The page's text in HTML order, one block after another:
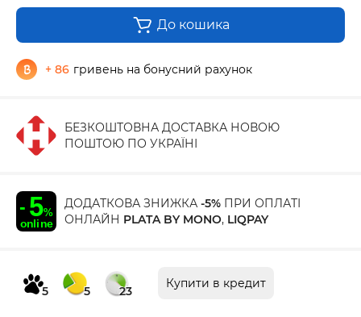
До кошика
+ 86 гривень на бонусний рахунок
БЕЗКОШТОВНА ДОСТАВКА НОВОЮ
ПОШТОЮ ПО УКРАЇНІ
ДОДАТКОВА ЗНИЖКА -5% ПРИ ОПЛАТІ
ОНЛАЙН PLATA BY MONO, LIQPAY
5 5 23
Купити в кредит